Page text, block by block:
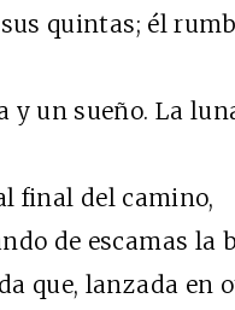
quintas; él
un sueño. La
final del camino,
de escamas la
que, lanzada en